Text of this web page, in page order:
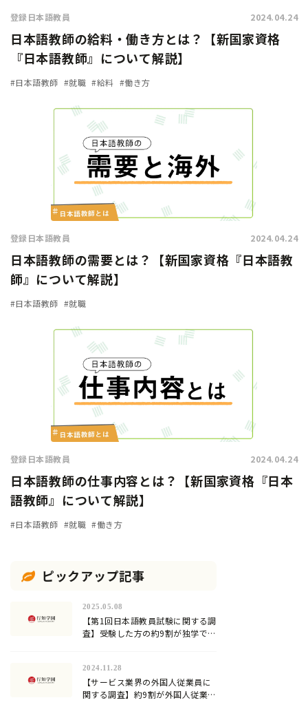
登録日本語教員 2024.04.24
日本語教師の給料・働き方とは？【新国家資格
『日本語教師』について解説】
#日本語教師 #就職 #給料 #働き方
登録日本語教員 2024.04.24
日本語教師の需要とは？【新国家資格『日本語教
師』について解説】
#日本語教師 #就職
登録日本語教員 2024.04.24
日本語教師の仕事内容とは？【新国家資格『日本
語教師』について解説】
#日本語教師 #就職 #働き方
ピックアップ記事
2025.05.08
【第1回日本語教員試験に関する調
査】受験した方の約9割が独学での
2024.11.28
【サービス業界の外国人従業員に
関する調査】約9割が外国人従業員